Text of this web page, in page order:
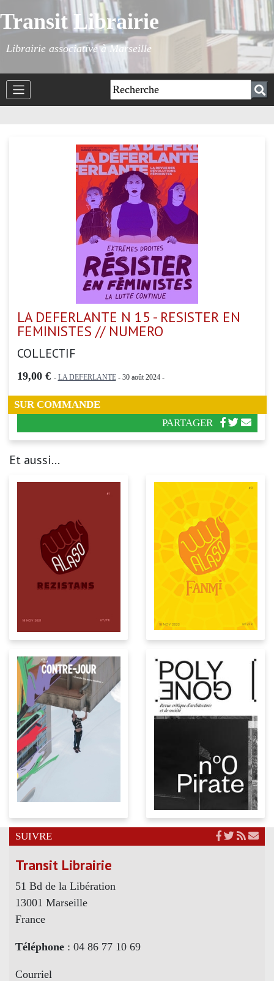
Transit Librairie
Librairie associative à Marseille
LA DEFERLANTE N 15 - RESISTER EN
FEMINISTES // NUMERO
COLLECTIF
19,00 € - LA DEFERLANTE- 30 août 2024 -
SUR COMMANDE
PARTAGER
Et aussi...
SUIVRE
Transit Librairie
51 Bd de la Libération
13001 Marseille
France
Téléphone : 04 86 77 10 69
Courriel